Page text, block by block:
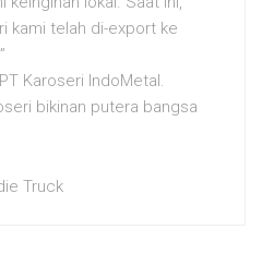
kami telah di-export ke
Karoseri IndoMetal.
bikinan putera bangsa